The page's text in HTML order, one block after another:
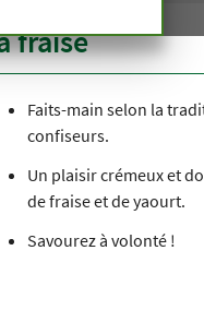
fraise
Faits-main selon la
confiseurs.
Un plaisir crémeux et
de fraise et de yaourt.
Savourez à volonté !